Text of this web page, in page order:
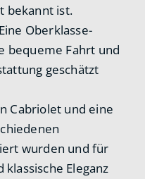
bekannt ist.
Eine Oberklasse-
bequeme Fahrt und
geschätzt
Cabriolet und eine
wurden und für
Eleganz